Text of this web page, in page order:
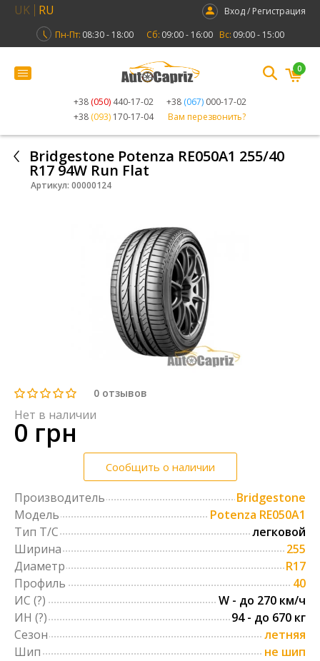
UK RU
Вход / Регистрация
Пн-Пт: 08:30 - 18:00 Сб: 09:00 - 16:00 Вс: 09:00 - 15:00
+38 (050) 440-17-02 +38 (067) 000-17-02
+38 (093) 170-17-04 Вам перезвонить?
0
Bridgestone Potenza RE050A1 255/40
R17 94W Run Flat
Артикул: 00000124
0 отзывов
Нет в наличии
0 грн
Сообщить о наличии
Производитель
Bridgestone
Модель
Potenza RE050A1
Тип Т/С
легковой
Ширина
255
Диаметр
R17
Профиль
40
ИС (?)
W - до 270 км/ч
ИН (?)
94 - до 670 кг
Сезон
летняя
Шип
не шип